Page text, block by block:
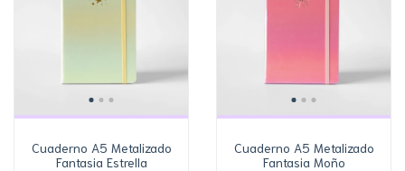
Cuaderno A5 Metalizado
Fantasia Estrella
Cuaderno A5 Metalizado
Fantasia Moño